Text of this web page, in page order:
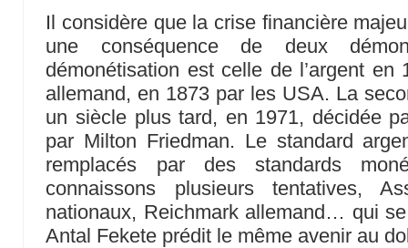
Il considère que la crise financière
une conséquence de deux
démonétisation est celle de l’argent
allemand, en 1873 par les USA. La
un siècle plus tard, en 1971, décidée
par Milton Friedman. Le standard
remplacés par des standards
connaissons plusieurs tentatives,
nationaux, Reichmark allemand… qui
Antal Fekete prédit le même avenir au